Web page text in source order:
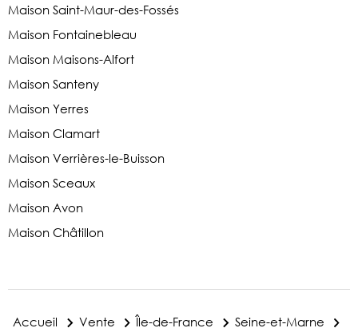
Maison Saint-Maur-des-Fossés
Maison Fontainebleau
Maison Maisons-Alfort
Maison Santeny
Maison Yerres
Maison Clamart
Maison Verrières-le-Buisson
Maison Sceaux
Maison Avon
Maison Châtillon
Accueil Vente Île-de-France
Seine-et-Marne